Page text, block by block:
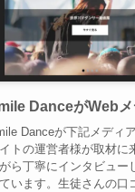
DanceがWeb
Danceが下記メディ
トの運営者様が取材に
ら丁寧にインタビュー
います。生徒さんの口